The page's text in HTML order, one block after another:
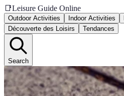
📑Leisure Guide Online
Outdoor Activities Indoor Activities
Découverte des Loisirs
Tendances
Search